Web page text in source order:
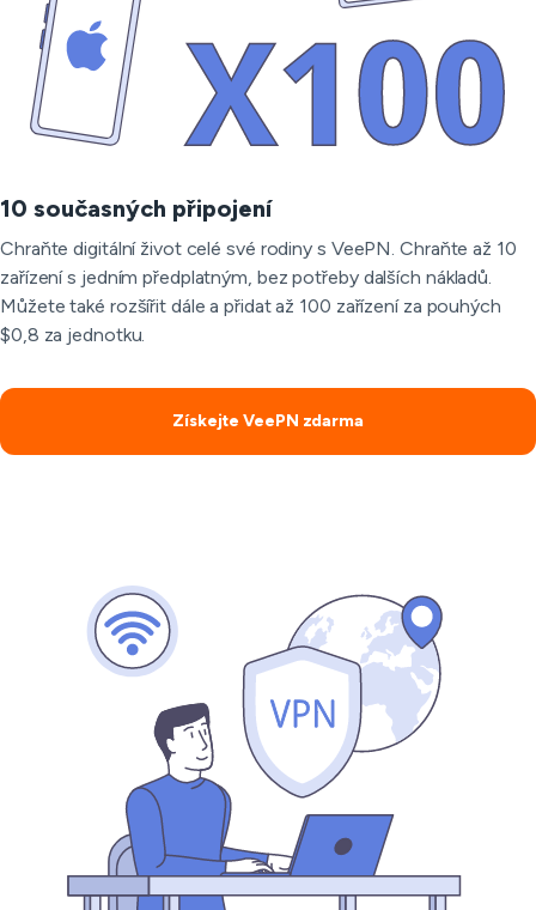
10 současných připojení
Chraňte digitální život celé své rodiny s VeePN. Chraňte až 10
zařízení s jedním předplatným, bez potřeby dalších nákladů.
Můžete také rozšířit dále a přidat až 100 zařízení za pouhých
$0,8 za jednotku.
Získejte VeePN zdarma